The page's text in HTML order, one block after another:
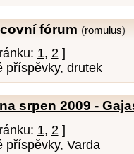
fórum (romulus)
1, 2]
příspěvky, drutek
srpen 2009 -
1, 2 ]
příspěvky, Varda